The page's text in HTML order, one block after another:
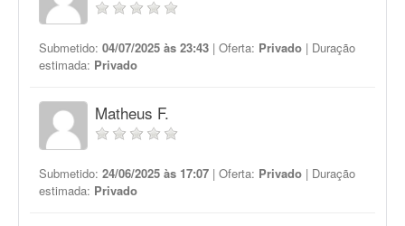
Submetido: 04/07/2025 às 23:43 | Oferta: Privado | Duração
estimada: Privado
Matheus F.
Submetido: 24/06/2025 às 17:07 | Oferta: Privado | Duração
estimada: Privado